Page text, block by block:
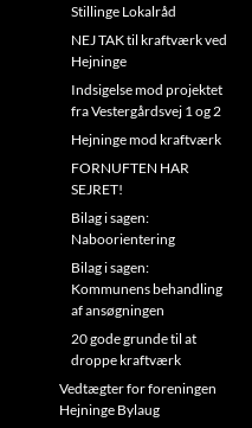
Stillinge Lokalråd
NEJ TAK til kraftværk ved
Hejninge
Indsigelse mod projektet
fra Vestergårdsvej 1 og 2
Hejninge mod kraftværk
FORNUFTEN HAR
SEJRET!
Bilag i sagen:
Naboorientering
Bilag i sagen:
Kommunens behandling
af ansøgningen
20 gode grunde til at
droppe kraftværk
Vedtægter for foreningen
Hejninge Bylaug